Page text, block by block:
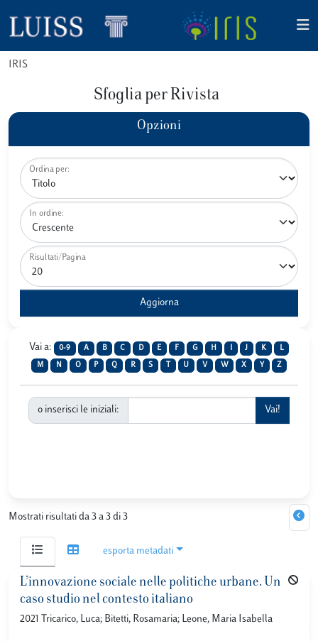
IRIS
Sfoglia per Rivista
Opzioni
Ordina per:
In ordine:
Risultati/Pagina
Vai a: 0-9 A B C D E F G H J K L
M N O P Q R S U V W X Y Z
o inserisci le iniziali:
Mostrati risultati da 3 a 3 di 3
esporta metadati
L’innovazione sociale nelle politiche urbane. Un
caso studio nel contesto italiano
2021 Tricarico, Luca; Bitetti, Rosamaria; Leone, Maria Isabella